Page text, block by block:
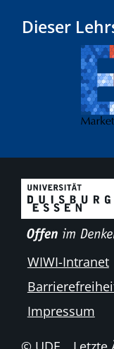
Dieser
WIWI-Intranet
Impressum